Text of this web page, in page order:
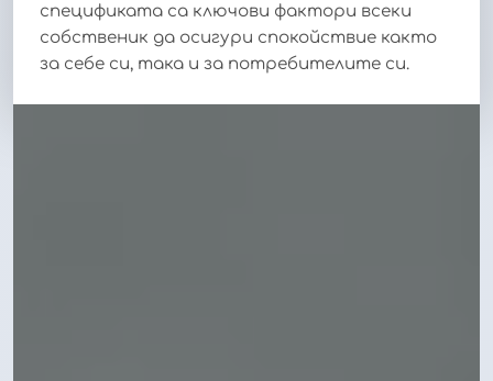
спецификата са ключови фактори всеки
собственик да осигури спокойствие както
за себе си, така и за потребителите си.